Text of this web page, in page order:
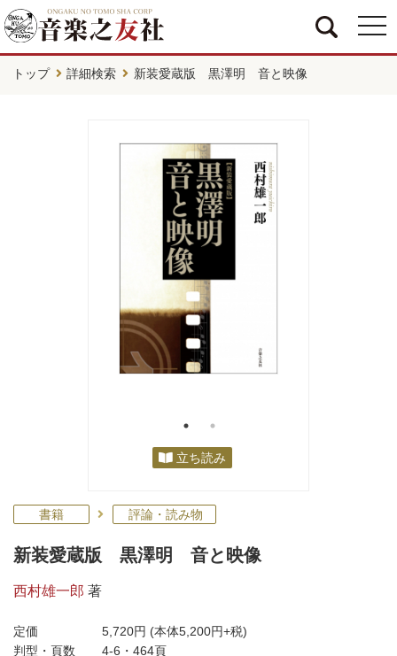
トップ 詳細検索 新装愛蔵版 黒澤明 音と映像
立ち読み
書籍 評論・読み物
新装愛蔵版 黒澤明 音と映像
西村雄一郎 著
定価 5,720円 (本体5,200円+税)
判型・頁数
4-6・464頁